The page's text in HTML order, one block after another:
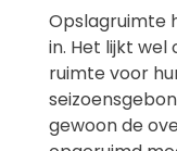
Opslagruimte
in. Het lijkt
ruimte voor
gewoon de